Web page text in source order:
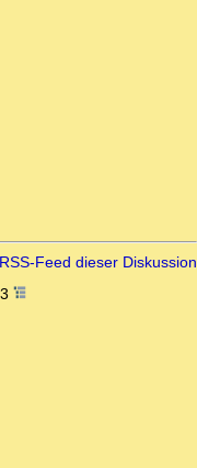
RSS-Feed dieser Diskussion